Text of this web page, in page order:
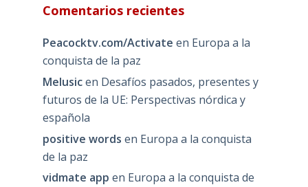
Comentarios recientes
Peacocktv.com/Activate en Europa a la
conquista de la paz
Melusicen Desafíos pasados, presentes y
futuros de la UE: Perspectivas nórdica y
española
positive words en Europa a la conquista
de la paz
vidmate app en Europa a la conquista de